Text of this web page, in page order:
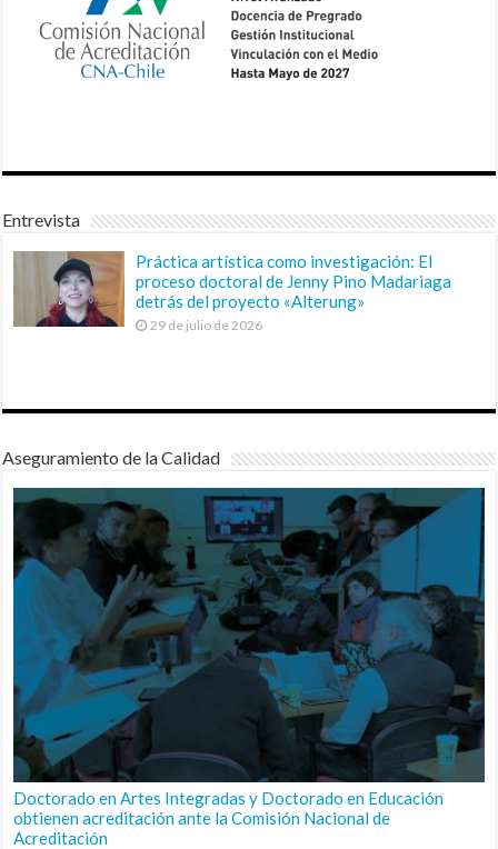
Entrevista
Práctica artística como investigación: El
proceso doctoral de Jenny Pino Madariaga
detrás del proyecto «Alterung»
29 de julio de 2026
Aseguramiento de la Calidad
Doctorado en Artes Integradas y Doctorado en Educación
obtienen acreditación ante la Comisión Nacional de
Acreditación